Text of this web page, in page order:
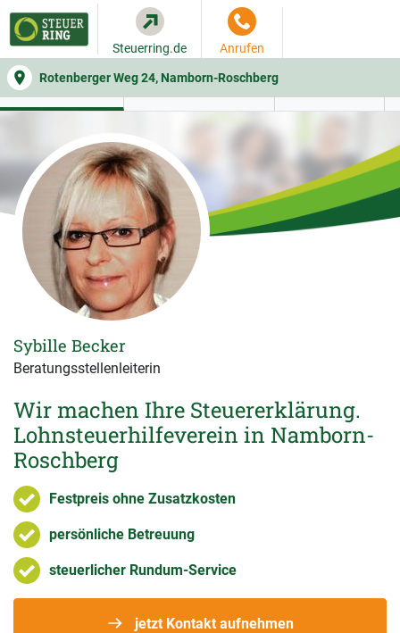
Rotenberger Weg 24, Namborn-Roschberg
Steuerring.de Anrufen
WER SIE BERÄT BEITRAGSRECHNER
Wir machen Ihre Steuererklärung.
Lohnsteuerhilfeverein in Namborn-
Roschberg
Festpreis ohne Zusatzkosten
persönliche Betreuung
steuerlicher Rundum-Service
jetzt Kontakt aufnehmen
Sybille Becker
Beratungsstellenleiterin